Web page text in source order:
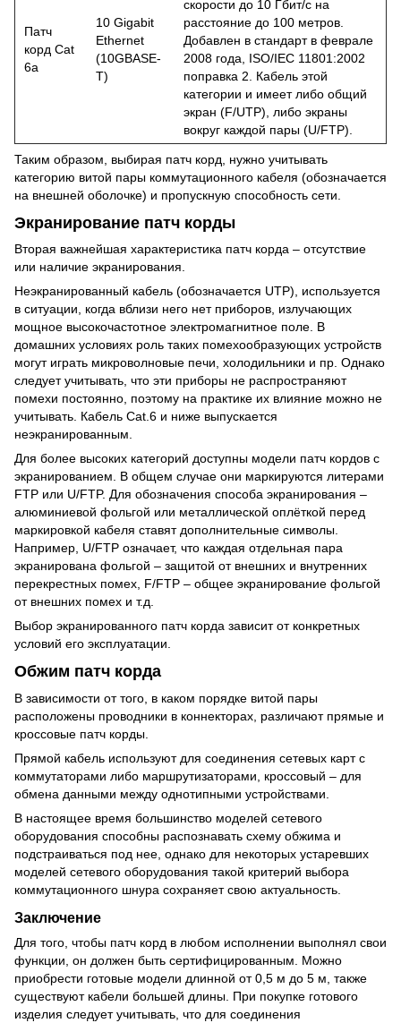
Патч
корд Cat
6а
10 Gigabit
Ethernet
(10GBASE-
T)
скорости до 10 Гбит/с на
расстояние до 100 метров.
Добавлен в стандарт в феврале
2008 года, ISO/IEC 11801:2002
поправка 2. Кабель этой
категории и имеет либо общий
экран (F/UTP), либо экраны
вокруг каждой пары (U/FTP).
Таким образом, выбирая патч корд, нужно учитывать
категорию витой пары коммутационного кабеля (обозначается
на внешней оболочке) и пропускную способность сети.
Экранирование патч корды
Вторая важнейшая характеристика патч корда – отсутствие
или наличие экранирования.
Неэкранированный кабель (обозначается UTP), используется
в ситуации, когда вблизи него нет приборов, излучающих
мощное высокочастотное электромагнитное поле. В
домашних условиях роль таких помехообразующих устройств
могут играть микроволновые печи, холодильники и пр. Однако
следует учитывать, что эти приборы не распространяют
помехи постоянно, поэтому на практике их влияние можно не
учитывать. Кабель Cat.6 и ниже выпускается
неэкранированным.
Для более высоких категорий доступны модели патч кордов с
экранированием. В общем случае они маркируются литерами
FTP или U/FTP. Для обозначения способа экранирования –
алюминиевой фольгой или металлической оплёткой перед
маркировкой кабеля ставят дополнительные символы.
Например, U/FTP означает, что каждая отдельная пара
экранирована фольгой – защитой от внешних и внутренних
перекрестных помех, F/FTP – общее экранирование фольгой
от внешних помех и т.д.
Выбор экранированного патч корда зависит от конкретных
условий его эксплуатации.
Обжим патч корда
В зависимости от того, в каком порядке витой пары
расположены проводники в коннекторах, различают прямые и
кроссовые патч корды.
Прямой кабель используют для соединения сетевых карт с
коммутаторами либо маршрутизаторами, кроссовый – для
обмена данными между однотипными устройствами.
В настоящее время большинство моделей сетевого
оборудования способны распознавать схему обжима и
подстраиваться под нее, однако для некоторых устаревших
моделей сетевого оборудования такой критерий выбора
коммутационного шнура сохраняет свою актуальность.
Заключение
Для того, чтобы патч корд в любом исполнении выполнял свои
функции, он должен быть сертифицированным. Можно
приобрести готовые модели длинной от 0,5 м до 5 м, также
существуют кабели большей длины. При покупке готового
изделия следует учитывать, что для соединения